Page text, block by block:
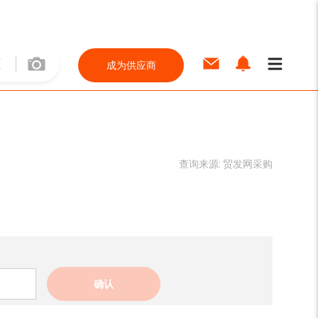
成为供应商
查询来源: 贸发网采购
确认